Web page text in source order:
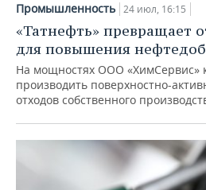
Промышленность 24 июл, 16:15
«Татнефть» превращает
для повышения
На мощностях ООО «ХимСервис»
производить поверхностно-
отходов собственного